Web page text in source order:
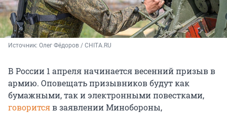
Источник: Олег Фёдоров / CHITA.RU
В России 1 апреля начинается весенний призыв в
армию. Оповещать призывников будут как
бумажными, так и электронными повестками,
говоритсяв заявлении Минобороны,